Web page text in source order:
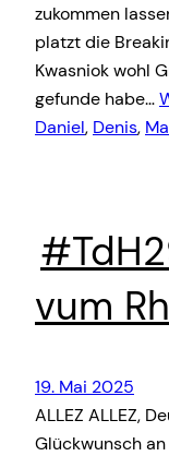
zukommen
platzt die
Kwasniok wohl
gefunde habe…
Daniel, Denis,
vum
19. Mai 2025
ALLEZ ALLEZ,
Glückwunsch an